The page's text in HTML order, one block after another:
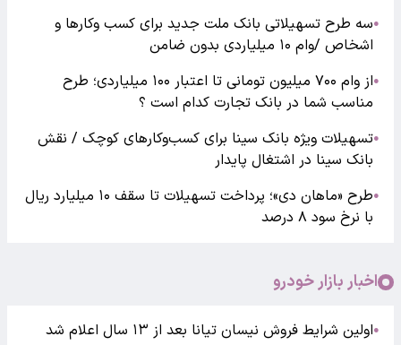
●سه طرح تسهیلاتی بانک ملت جدید برای کسب وکارها و
اشخاص /وام ۱۰ میلیاردی بدون ضامن
●
از وام ۷۰۰ میلیون تومانی تا اعتبار ۱۰۰ میلیاردی؛ طرح
مناسب شما در بانک تجارت کدام است ؟
●تسهیلات ویژه بانک سینا برای کسب‌وکارهای کوچک / نقش
بانک سینا در اشتغال پایدار
●
طرح «ماهان دی»؛ پرداخت تسهیلات تا سقف ۱۰ میلیارد ریال
با نرخ سود ۸ درصد
اخبار بازار خودرو
●اولین شرایط فروش نیسان تیانا بعد از ۱۳ سال اعلام شد